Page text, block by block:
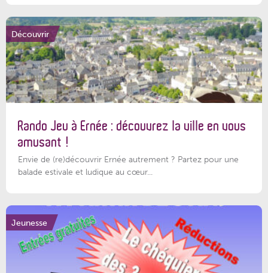
Découvrir
Rando Jeu à Ernée : découvrez la ville en vous
amusant !
Envie de (re)découvrir Ernée autrement ? Partez pour une
balade estivale et ludique au cœur...
Jeunesse